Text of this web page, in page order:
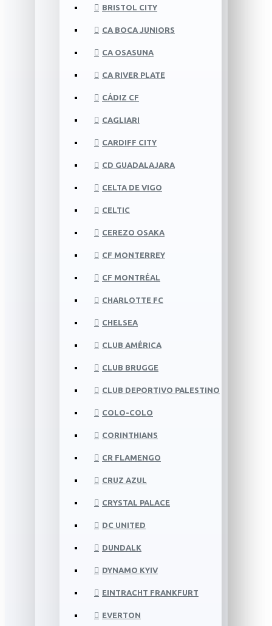
BRISTOL CITY
CA BOCA JUNIORS
CA OSASUNA
CA RIVER PLATE
CÁDIZ CF
CAGLIARI
CARDIFF CITY
CD GUADALAJARA
CELTA DE VIGO
CELTIC
CEREZO OSAKA
CF MONTERREY
CF MONTRÉAL
CHARLOTTE FC
CHELSEA
CLUB AMÉRICA
CLUB BRUGGE
CLUB DEPORTIVO PALESTINO
COLO-COLO
CORINTHIANS
CR FLAMENGO
CRUZ AZUL
CRYSTAL PALACE
DC UNITED
DUNDALK
DYNAMO KYIV
EINTRACHT FRANKFURT
EVERTON